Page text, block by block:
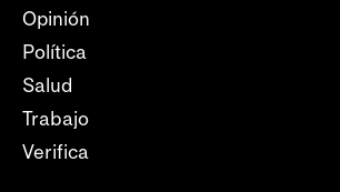
Opinión
Política
Salud
Trabajo
Verifica